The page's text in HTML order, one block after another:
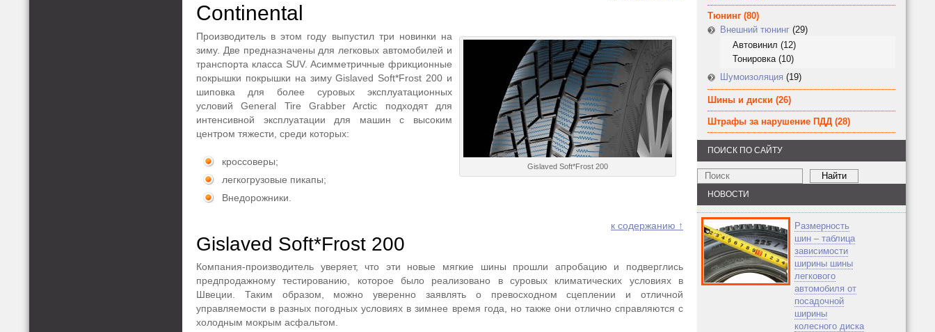
Continental
Gislaved Soft*Frost 200
Производитель в этом году выпустил три новинки на
зиму. Две предназначены для легковых автомобилей и
транспорта класса SUV. Асимметричные фрикционные
покрышки покрышки на зиму Gislaved Soft*Frost 200 и
шиповка для более суровых эксплуатационных
условий General Tire Grabber Arctic подходят для
интенсивной эксплуатации для машин с высоким
центром тяжести, среди которых:
кроссоверы;
легкогрузовые пикапы;
Внедорожники.
к содержанию ↑
Gislaved Soft*Frost 200
Компания-производитель уверяет, что эти новые мягкие шины прошли апробацию и подверглись
предпродажному тестированию, которое было реализовано в суровых климатических условиях в
Швеции. Таким образом, можно уверенно заявлять о превосходном сцеплении и отличной
управляемости в разных погодных условиях в зимнее время года, но также они отлично справляются с
холодным мокрым асфальтом.
Тюнинг (80)
Внешний тюнинг (29)
Автовинил (12)
Тонировка(10)
Шумоизоляция (19)
Шины и диски (26)
Штрафы за нарушение ПДД (28)
ПОИСК ПО САЙТУ
НОВОСТИ
Размерность
шин – таблица
зависимости
ширины шины
легкового
автомобиля от
посадочной
ширины
колесного диска